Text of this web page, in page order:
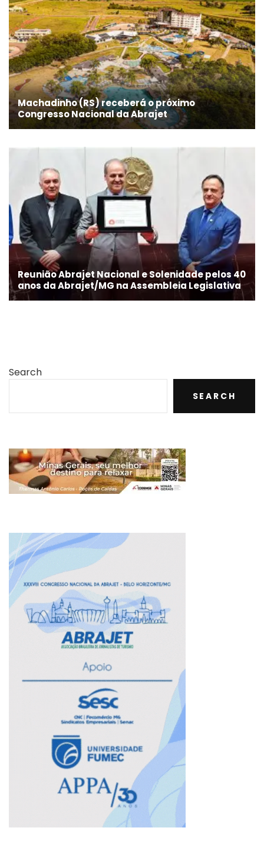
Machadinho (RS) receberá o próximo
Congresso Nacional da Abrajet
Reunião Abrajet Nacional e Solenidade pelos 40
anos da Abrajet/MG na Assembleia Legislativa
Search
SEARCH